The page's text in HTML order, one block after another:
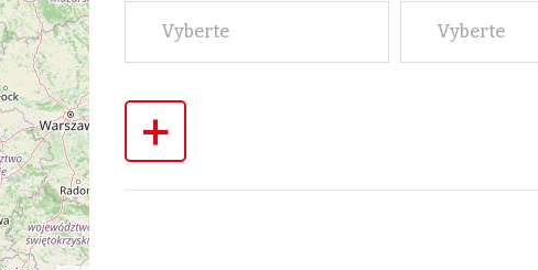
Vyberte Vyberte
+